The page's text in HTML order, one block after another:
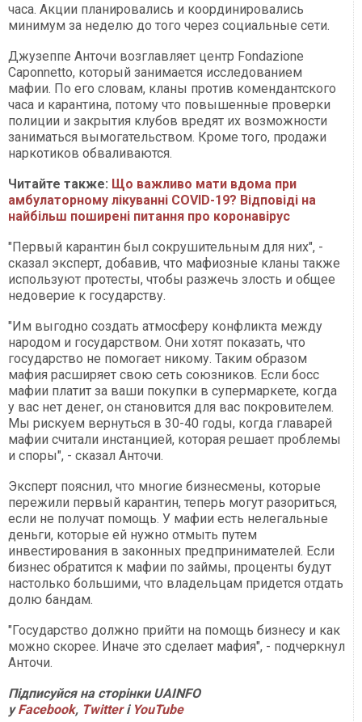
часа. Акции планировались и координировались
минимум за неделю до того через социальные сети.
Джузеппе Анточи возглавляет центр Fondazione
Caponnetto, который занимается исследованием
мафии. По его словам, кланы против комендантского
часа и карантина, потому что повышенные проверки
полиции и закрытия клубов вредят их возможности
заниматься вымогательством. Кроме того, продажи
наркотиков обваливаются.
Читайте также: Що важливо мати вдома при
амбулаторному лікуванні COVID-19? Відповіді на
найбільш поширені питання про коронавірус
"Первый карантин был сокрушительным для них", -
сказал эксперт, добавив, что мафиозные кланы также
используют протесты, чтобы разжечь злость и общее
недоверие к государству.
"Им выгодно создать атмосферу конфликта между
народом и государством. Они хотят показать, что
государство не помогает никому. Таким образом
мафия расширяет свою сеть союзников. Если босс
мафии платит за ваши покупки в супермаркете, когда
у вас нет денег, он становится для вас покровителем.
Мы рискуем вернуться в 30-40 годы, когда главарей
мафии считали инстанцией, которая решает проблемы
и споры", - сказал Анточи.
Эксперт пояснил, что многие бизнесмены, которые
пережили первый карантин, теперь могут разориться,
если не получат помощь. У мафии есть нелегальные
деньги, которые ей нужно отмыть путем
инвестирования в законных предпринимателей. Если
бизнес обратится к мафии по займы, проценты будут
настолько большими, что владельцам придется отдать
долю бандам.
"Государство должно прийти на помощь бизнесу и как
можно скорее. Иначе это сделает мафия", - подчеркнул
Анточи.
Підписуйся на сторінки UAINFO
уFacebook, Twitterі YouTube